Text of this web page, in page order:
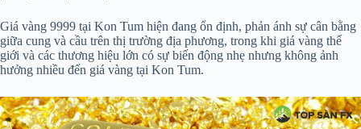
Giá vàng 9999 tại Kon Tum hiện đang ổn định, phản ánh sự cân bằng
giữa cung và cầu trên thị trường địa phương, trong khi giá vàng thế
giới và các thương hiệu lớn có sự biến động nhẹ nhưng không ảnh
hưởng nhiều đến giá vàng tại Kon Tum.